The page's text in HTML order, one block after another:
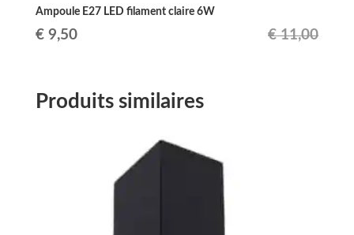
Ampoule E27 LED filament claire 6W
€11,00
Le
était :
€9,50Le
est :
Produits similaires